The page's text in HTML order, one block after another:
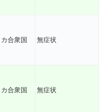
合衆国 無症状
合衆国 無症状